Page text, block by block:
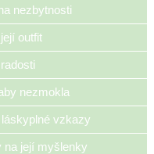
nezbytnosti
outfit
nezmokla
vzkazy
na její myšlenky